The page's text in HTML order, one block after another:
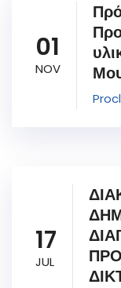
01
NOV
17
JUL